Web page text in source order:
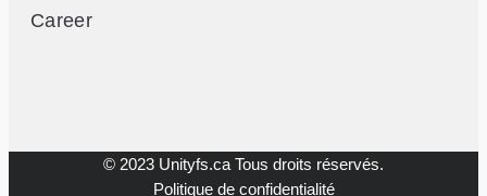
Career
© 2023 Unityfs.ca Tous droits réservés.
Politique de confidentialité